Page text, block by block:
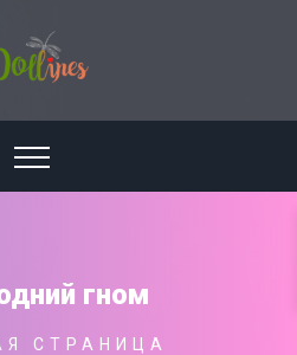
гном
СТРАНИЦА